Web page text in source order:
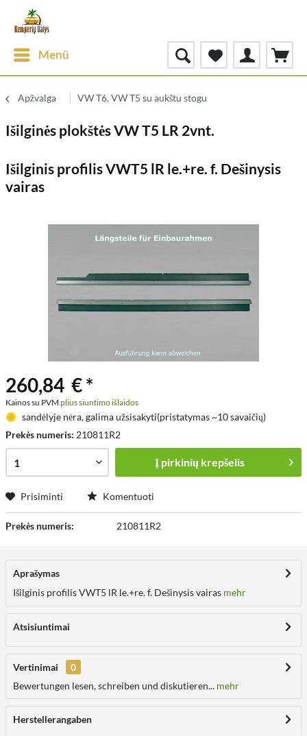
Menü
Apžvalga VW T6, VW T5 su aukštu stogu
Išilginės plokštės VW T5 LR 2vnt.
Išilginis profilis VWT5 lR le.+re. f. Dešinysis
vairas
260,84 € *
Kainos su PVM plius siuntimo išlaidos
sandėlyje nėra, galima užsisakyti(pristatymas ~10 savaičių)
Prekės numeris: 210811R2
Į pirkinių krepšelis
Prisiminti Komentuoti
Prekės numeris: 210811R2
Aprašymas
Išilginis profilis VWT5 lR le.+re. f. Dešinysis vairas mehr
Atsisiuntimai
Vertinimai
0
Bewertungen lesen, schreiben und diskutieren... mehr
Herstellerangaben